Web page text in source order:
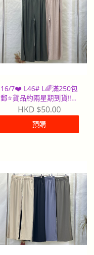
16/7❤️ L46# L🌈滿250包
郵⭐️貨品約兩星期到貨‼️早
到早派
HKD $50.00
預購